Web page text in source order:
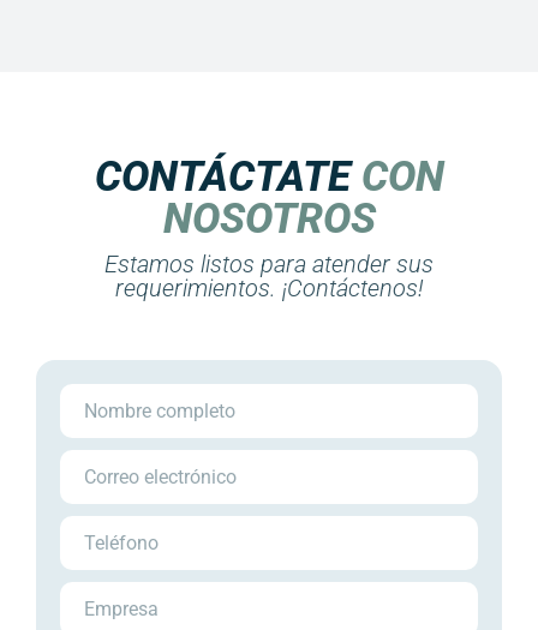
CONTÁCTATECON
NOSOTROS
Estamos listos para atender sus
requerimientos. ¡Contáctenos!